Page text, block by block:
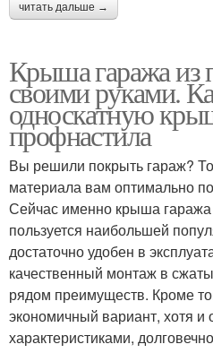
читать дальше →
Крыша гаража из
своими руками.
односкатную
профнастила
Вы решили покрыть гараж?
материала вам оптимально
Сейчас именно крыша
пользуется наибольшей
достаточно удобен в
качественный монтаж в
рядом преимуществ. Кроме
экономичный вариант, хотя и
характеристиками,